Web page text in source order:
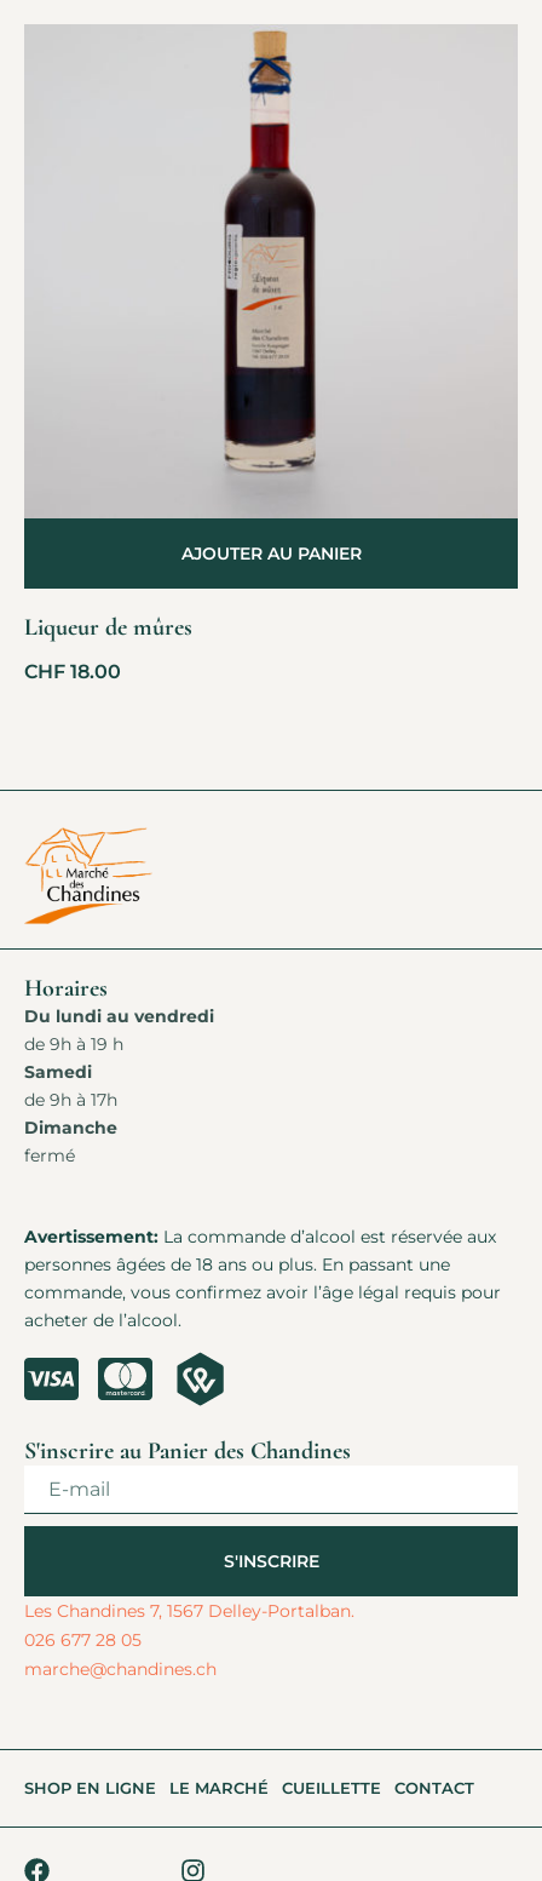
Liqueur de mûres
CHF 18.00
AJOUTER AU PANIER
Horaires
Du lundi au vendredi
de 9h à 19 h
Samedi
de 9h à 17h
Dimanche
fermé
Avertissement: La commande d’alcool est réservée aux
personnes âgées de 18 ans ou plus. En passant une
commande, vous confirmez avoir l’âge légal requis pour
acheter de l’alcool.
S'inscrire au Panier des Chandines
S'INSCRIRE
Alternative:
Les Chandines 7, 1567 Delley-Portalban.
026 677 28 05
marche@chandines.ch
SHOP EN LIGNE LE MARCHÉ CUEILLETTE CONTACT